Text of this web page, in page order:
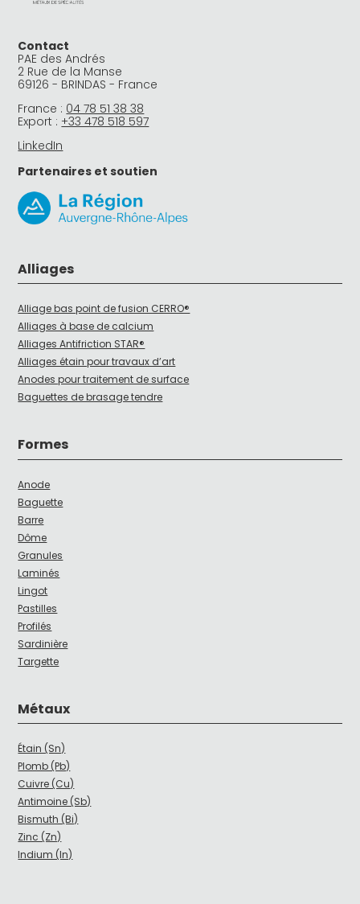
Contact
PAE des Andrés
2 Rue de la Manse
69126 - BRINDAS - France
France : 04 78 51 38 38
Export : +33 478 518 597
LinkedIn
Partenaires et soutien
Alliages
Alliage bas point de fusion CERRO®
Alliages à base de calcium
Alliages Antifriction STAR®
Alliages étain pour travaux d’art
Anodes pour traitement de surface
Baguettes de brasage tendre
Formes
Anode
Baguette
Barre
Dôme
Granules
Laminés
Lingot
Pastilles
Profilés
Sardinière
Targette
Métaux
Étain (Sn)
Plomb (Pb)
Cuivre (Cu)
Antimoine (Sb)
Bismuth (Bi)
Zinc (Zn)
Indium (In)